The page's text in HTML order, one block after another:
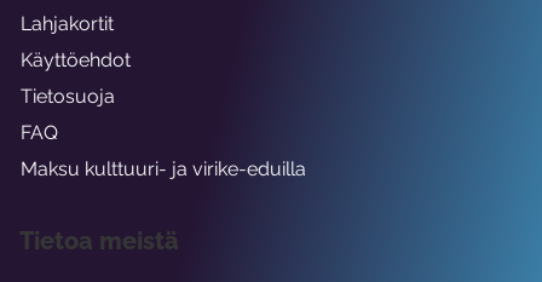
Lahjakortit
Käyttöehdot
Tietosuoja
FAQ
Maksu kulttuuri- ja virike-eduilla
Tietoa meistä